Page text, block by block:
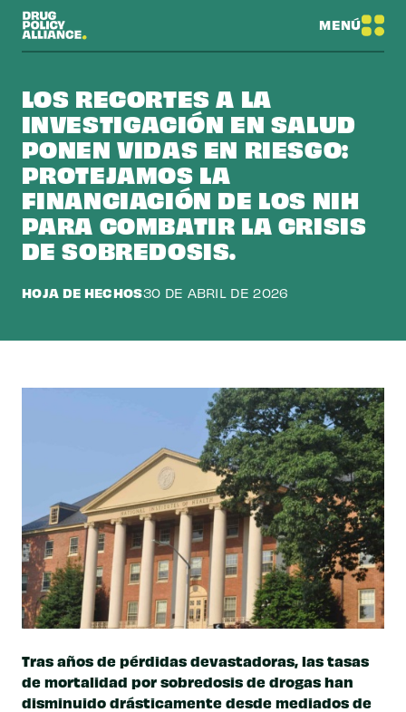
MENÚ
LOS RECORTES A LA
INVESTIGACIÓN EN SALUD
PONEN VIDAS EN RIESGO:
PROTEJAMOS LA
FINANCIACIÓN DE LOS NIH
PARA COMBATIR LA CRISIS
DE SOBREDOSIS.
HOJA DE HECHOS30 DE ABRIL DE 2026
Tras años de pérdidas devastadoras, las tasas
de mortalidad por sobredosis de drogas han
disminuido drásticamente desde mediados de